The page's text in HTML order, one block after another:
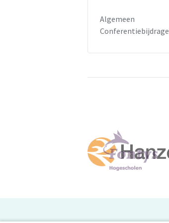
Algemeen
Conferentiebijdrage